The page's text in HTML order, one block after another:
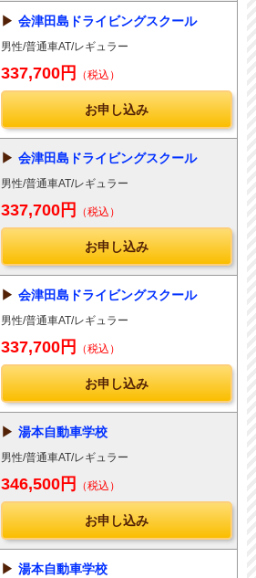
会津田島ドライビングスクール
男性/普通車AT/レギュラー
337,700円 （税込）
お申し込み
会津田島ドライビングスクール
男性/普通車AT/レギュラー
337,700円 （税込）
お申し込み
会津田島ドライビングスクール
男性/普通車AT/レギュラー
337,700円 （税込）
お申し込み
湯本自動車学校
男性/普通車AT/レギュラー
346,500円 （税込）
お申し込み
湯本自動車学校